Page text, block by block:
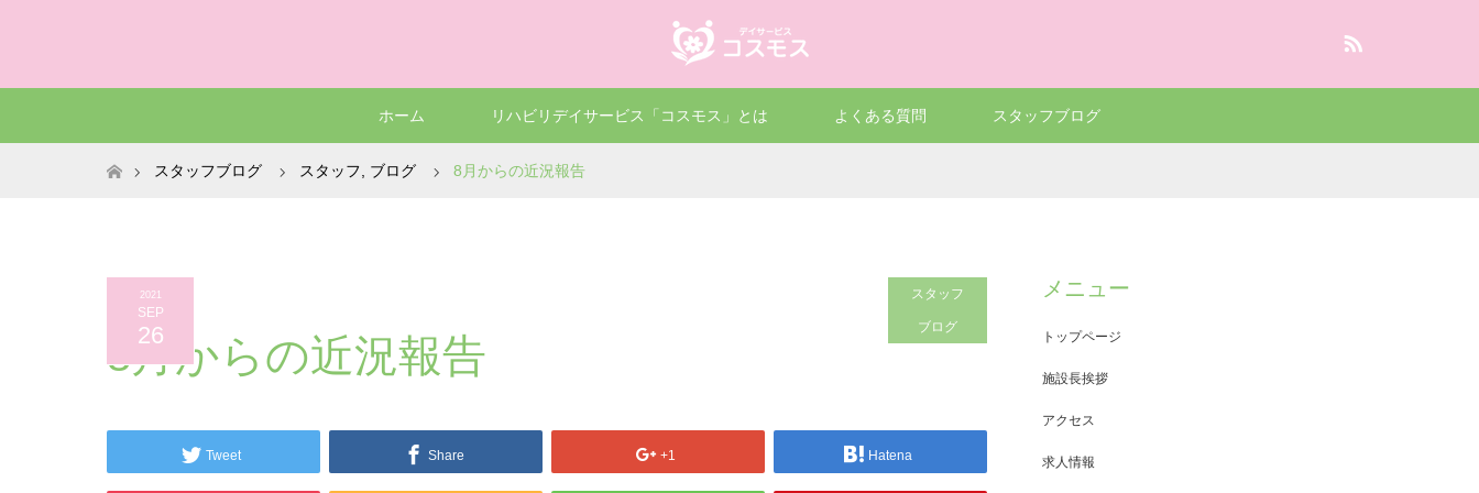
ホーム リハビリデイサービス「コスモス」とは よくある質問 スタッフブログ
ホームスタッフブログ スタッフ ブログ 8月からの近況報告
2021
SEP
26
スタッフ
ブログ
8月からの近況報告
Tweet Share +1 Hatena
メニュー
トップページ
施設長挨拶
アクセス
求人情報